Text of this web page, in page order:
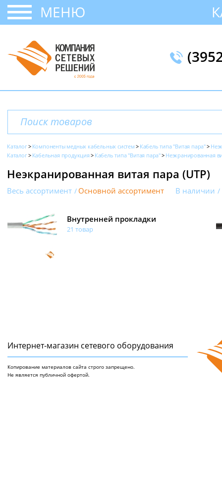
МЕНЮ
Каталог Компоненты медных кабельных систем Кабель типа "Витая пара"
Каталог
Кабельная продукция Кабель типа "Витая пара" Неэкранированная
Неэкранированная витая пара (UTP)
Весь ассортимент Основной ассортимент В наличии
Внутренней прокладки
21 товар
Интернет-магазин сетeвого оборудования
Копирование материалов сайта строго запрещено.
Не является публичной офертой.